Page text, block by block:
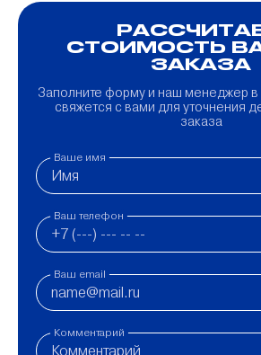
СТОИМОСТЬ
ЗАКАЗА
Заполните форму и наш менеджер в
свяжется с вами для уточнения
заказа
Ваше имя
Ваш телефон
Ваш email
Комментарий